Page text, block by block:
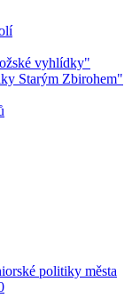
vyhlídky"
Starým Zbirohem"
politiky města